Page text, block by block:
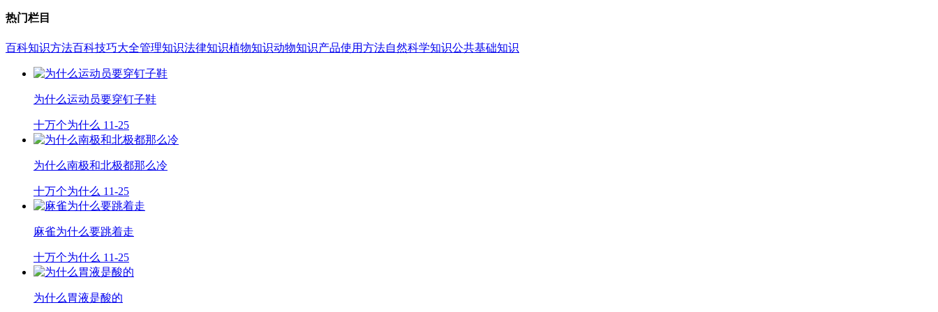
热门栏目
百科知识方法百科技巧大全管理知识法律知识植物知识动物知识产品使用方法自然科学知识公共基础知识
为什么运动员要穿钉子鞋
十万个为什么 11-25
为什么南极和北极都那么冷
十万个为什么 11-25
麻雀为什么要跳着走
十万个为什么 11-25
为什么胃液是酸的